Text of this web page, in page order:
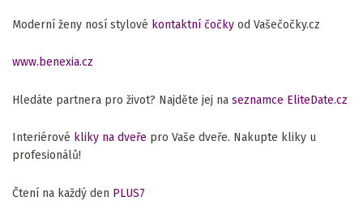
Moderní ženy nosí stylové kontaktní čočky od Vašečočky.cz
www.benexia.cz
Hledáte partnera pro život? Najděte jej na seznamce EliteDate.cz
Interiérové kliky na dveře pro Vaše dveře. Nakupte kliky u
profesionálů!
Čtení na každý den PLUS7